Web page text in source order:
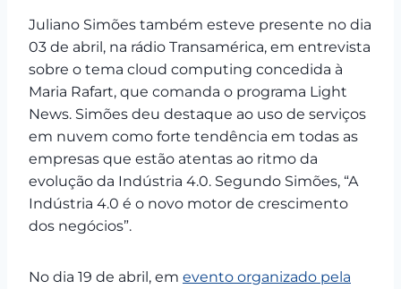
Juliano Simões também esteve presente no dia
03 de abril, na rádio Transamérica, em entrevista
sobre o tema cloud computing concedida à
Maria Rafart, que comanda o programa Light
News. Simões deu destaque ao uso de serviços
em nuvem como forte tendência em todas as
empresas que estão atentas ao ritmo da
evolução da Indústria 4.0. Segundo Simões, “A
Indústria 4.0 é o novo motor de crescimento
dos negócios”.
No dia 19 de abril, em evento organizado pela